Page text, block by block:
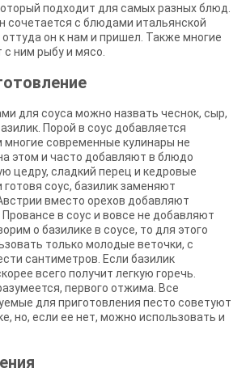
подходит для самых разных блюд.
сочетается с блюдами итальянской
он к нам и пришел. Также многие
ним рыбу и мясо.
для соуса можно назвать чеснок, сыр,
Порой в соус добавляется
многие современные кулинары не
этом и часто добавляют в блюдо
цедру, сладкий перец и кедровые
соус, базилик заменяют
вместо орехов добавляют
в соус и вовсе не добавляют
о базилике в соусе, то для этого
только молодые веточки, с
сантиметров. Если базилик
всего получит легкую горечь.
первого отжима. Все
для приготовления песто советуют
но, если ее нет, можно использовать и